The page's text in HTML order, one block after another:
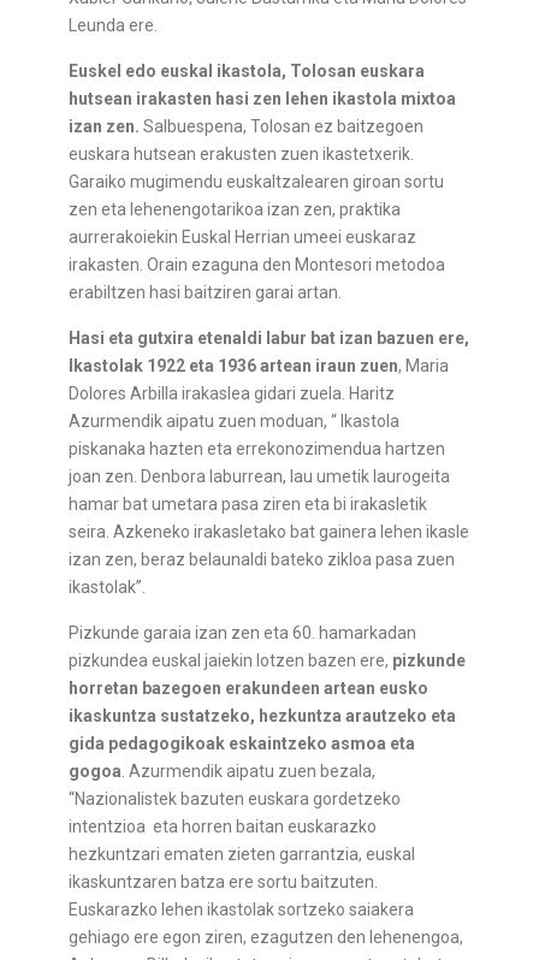
Leunda ere.
Euskel edo euskal ikastola, Tolosan euskara
hutsean irakasten hasi zen lehen ikastola mixtoa
izan zen. Salbuespena, Tolosan ez baitzegoen
euskara hutsean erakusten zuen ikastetxerik.
Garaiko mugimendu euskaltzalearen giroan sortu
zen eta lehenengotarikoa izan zen, praktika
aurrerakoiekin Euskal Herrian umeei euskaraz
irakasten. Orain ezaguna den Montesori metodoa
erabiltzen hasi baitziren garai artan.
Hasi eta gutxira etenaldi labur bat izan bazuen ere,
Ikastolak 1922 eta 1936 artean iraun zuen, Maria
Dolores Arbilla irakaslea gidari zuela. Haritz
Azurmendik aipatu zuen moduan, “ Ikastola
piskanaka hazten eta errekonozimendua hartzen
joan zen. Denbora laburrean, lau umetik laurogeita
hamar bat umetara pasa ziren eta bi irakasletik
seira. Azkeneko irakasletako bat gainera lehen ikasle
izan zen, beraz belaunaldi bateko zikloa pasa zuen
ikastolak”.
Pizkunde garaia izan zen eta 60. hamarkadan
pizkundea euskal jaiekin lotzen bazen ere, pizkunde
horretan bazegoen erakundeen artean eusko
ikaskuntza sustatzeko, hezkuntza arautzeko eta
gida pedagogikoak eskaintzeko asmoa eta
gogoa . Azurmendik aipatu zuen bezala,
“Nazionalistek bazuten euskara gordetzeko
intentzioa eta horren baitan euskarazko
hezkuntzari ematen zieten garrantzia, euskal
ikaskuntzaren batza ere sortu baitzuten.
Euskarazko lehen ikastolak sortzeko saiakera
gehiago ere egon ziren, ezagutzen den lehenengoa,